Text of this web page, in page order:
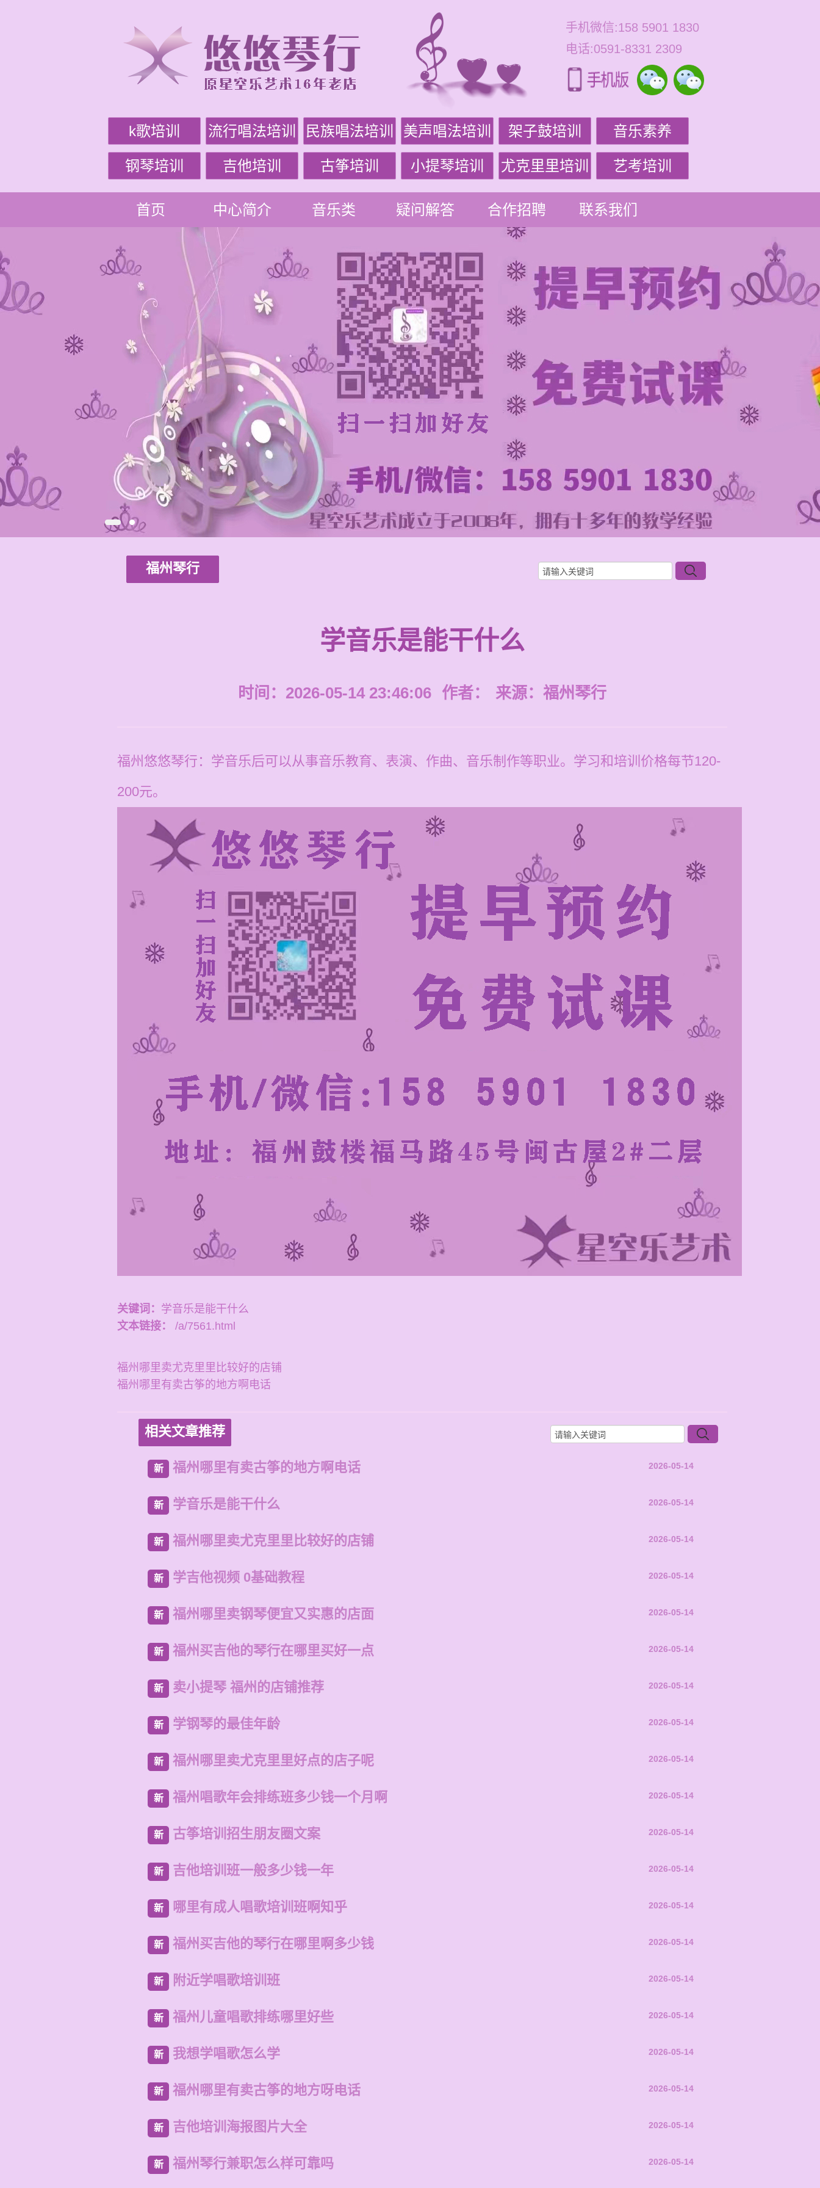
手机微信:158 5901 1830
电话:0591-8331 2309
k歌培训 流行唱法培训 民族唱法培训 美声唱法培训 架子鼓培训 音乐素养
钢琴培训 吉他培训 古筝培训 小提琴培训 尤克里里培训 艺考培训
首页 中心简介 音乐类 疑问解答 合作招聘 联系我们
福州琴行
学音乐是能干什么
时间：2026-05-14 23:46:06 作者： 来源： 福州琴行
福州悠悠琴行：学音乐后可以从事音乐教育、表演、作曲、音乐制作等职业。学习和培训价格每节120-
200元。
关键词： 学音乐是能干什么
文本链接：
/a/7561.html
福州哪里卖尤克里里比较好的店铺
福州哪里有卖古筝的地方啊电话
相关文章推荐
新 福州哪里有卖古筝的地方啊电话 2026-05-14
新 学音乐是能干什么 2026-05-14
新 福州哪里卖尤克里里比较好的店铺 2026-05-14
新 学吉他视频 0基础教程 2026-05-14
新 福州哪里卖钢琴便宜又实惠的店面 2026-05-14
新 福州买吉他的琴行在哪里买好一点 2026-05-14
新 卖小提琴 福州的店铺推荐 2026-05-14
新 学钢琴的最佳年龄 2026-05-14
新 福州哪里卖尤克里里好点的店子呢 2026-05-14
新 福州唱歌年会排练班多少钱一个月啊 2026-05-14
新 古筝培训招生朋友圈文案 2026-05-14
新 吉他培训班一般多少钱一年 2026-05-14
新 哪里有成人唱歌培训班啊知乎 2026-05-14
新 福州买吉他的琴行在哪里啊多少钱 2026-05-14
新 附近学唱歌培训班 2026-05-14
新 福州儿童唱歌排练哪里好些 2026-05-14
新 我想学唱歌怎么学 2026-05-14
新 福州哪里有卖古筝的地方呀电话 2026-05-14
新 吉他培训海报图片大全 2026-05-14
新 福州琴行兼职怎么样可靠吗 2026-05-14